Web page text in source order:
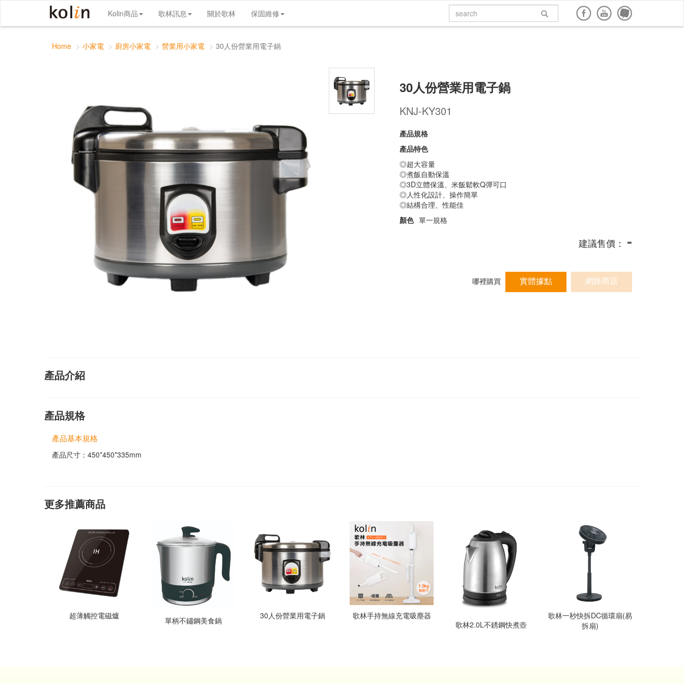
30人份營業用電子鍋 實體店面購買 說明書下載 回到頂端
Kolin商品 歌林訊息 關於歌林 保固維修
Home 小家電 廚房小家電 營業用小家電 30人份營業用電子鍋
30人份營業用電子鍋
KNJ-KY301
產品規格
產品特色
◎超大容量
◎煮飯自動保溫
◎3D立體保溫、米飯鬆軟Q彈可口
◎人性化設計、操作簡單
◎結構合理、性能佳
顏色 單一規格
建議售價： -
哪裡購買 實體據點 網路商店
產品介紹
產品規格
產品基本規格
產品尺寸：450*450*335mm
更多推薦商品
超薄觸控電磁爐 單柄不鏽鋼美食鍋 30人份營業用電子鍋
歌林手持無線充電吸塵器
歌林2.0L不銹鋼快煮壺
歌林一秒快拆DC循環扇(易
拆扇)